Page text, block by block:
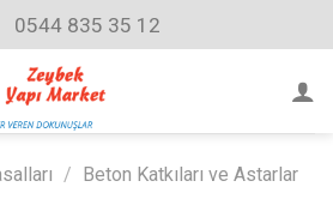
0544 835 35 12
/ Beton Katkıları ve Astarlar